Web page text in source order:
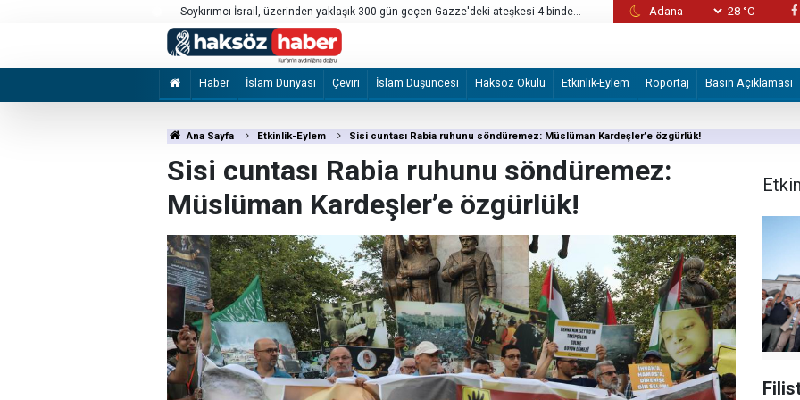
Soykırımcı İsrail, üzerinden yaklaşık 300 gün geçen Gazze'deki ateşkesi 4 binden
fazla kez ihlal etti
Avrupa'da bu yılki orman yangınlarının
28 °C
Haber İslam Dünyası Çeviri İslam Düşüncesi Haksöz Okulu Etkinlik-Eylem Röportaj Basın Açıklaması
Ana Sayfa Etkinlik-Eylem Sisi cuntası Rabia ruhunu söndüremez: Müslüman Kardeşler’e özgürlük!
Sisi cuntası Rabia ruhunu söndüremez:
Müslüman Kardeşler’e özgürlük!